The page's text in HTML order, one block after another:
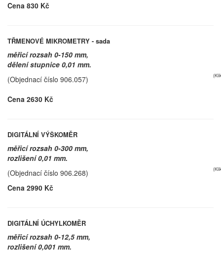
Cena 830 Kč
TŘMENOVÉ MIKROMETRY - sada
měřicí rozsah 0-150 mm,
dělení stupnice 0,01 mm.
(Objednací číslo 906.057)
Cena 2630 Kč
DIGITÁLNÍ VÝŠKOMĚR
měřicí rozsah 0-300 mm,
rozlišení 0,01 mm.
(Objednací číslo 906.268)
Cena 2990 Kč
DIGITÁLNÍ ÚCHYLKOMĚR
měřicí rozsah 0-12,5 mm,
rozlišení 0,001 mm.